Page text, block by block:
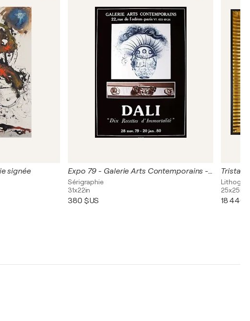
signée Expo 79 - Galerie Arts Contemporains - Dix recettes d'immortalité
Sérigraphie
31x22in
380 $US
Tristan
25x25in
18 440